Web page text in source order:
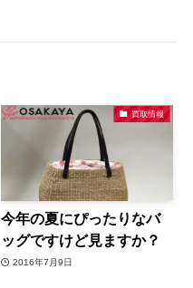
買取情報
今年の夏にぴったりなバ
ッグですけど見ますか？
2016年7月9日